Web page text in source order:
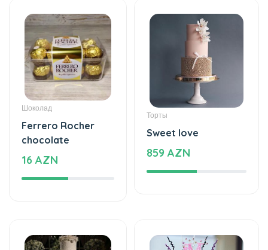
Шоколад
Ferrero Rocher
chocolate
16 AZN
Торты
Sweet love
859 AZN